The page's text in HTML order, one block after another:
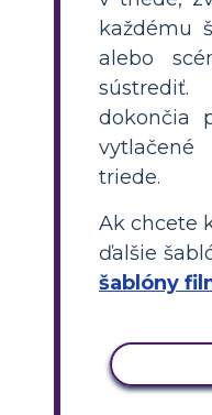
každému
alebo
dokončia
triede.
Ak chcete
ďalšie
šablóny